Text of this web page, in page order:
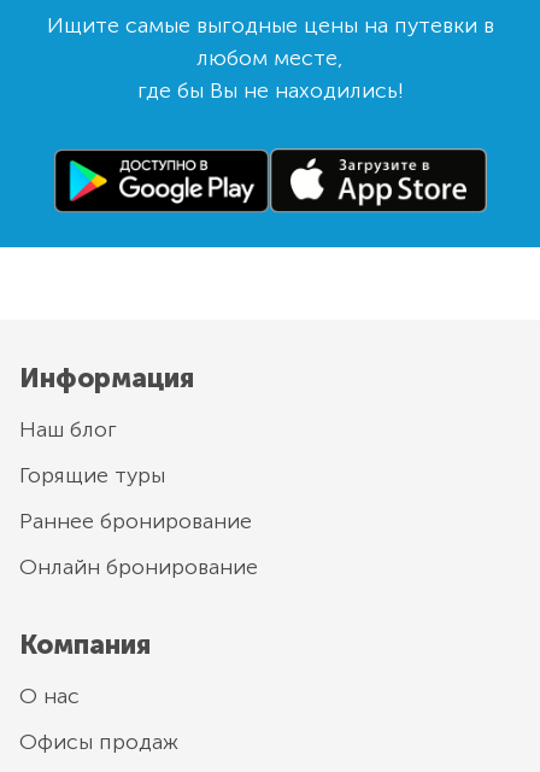
Ищите самые выгодные цены на путевки в
любом месте,
где бы Вы не находились!
Информация
Наш блог
Горящие туры
Раннее бронирование
Онлайн бронирование
Компания
О нас
Офисы продаж